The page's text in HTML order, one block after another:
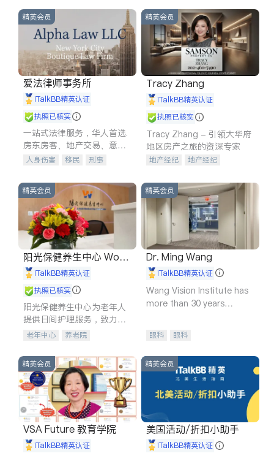
精英会员
爱法律师事务所
iTalkBB精英认证
执照已核实
一站式法律服务，华人首选.
房东房客、地产交易、意外
伤害、车祸重伤、商业诉
建筑合同、刑事案件全包办
人身伤害 移民
刑事
信托/遗嘱
商业
商标注册
律师-其它 保释
精英会员
Tracy Zhang
iTalkBB精英认证
执照已核实
Tracy Zhang - 引领大华府
地区房产之旅的资深专家
地产经纪
地产经纪
商铺租售
开发商建商
精英会员
阳光保健养生中心 World
shine
iTalkBB精英认证
执照已核实
阳光保健养生中心为老年人
提供日间护理服务，致力于
通过持续的护理创新来有效
老年中心 养老院
精英会员
Dr. Ming Wang
iTalkBB精英认证
Wang Vision Institute has
more than 30 years
眼科 眼科
精英会员
VSA Future 教育学院
iTalkBB精英认证
精英会员
美国活动/折扣小助手
iTalkBB精英认证